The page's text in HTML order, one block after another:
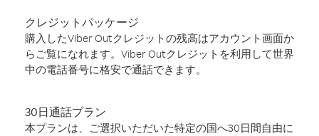
クレジットパッケージ
購入したViber Outクレジットの残高はアカウント画面か
らご覧になれます。Viber Outクレジットを利用して世界
中の電話番号に格安で通話できます。
30日通話プラン
本プランは、ご選択いただいた特定の国へ30日間自由に